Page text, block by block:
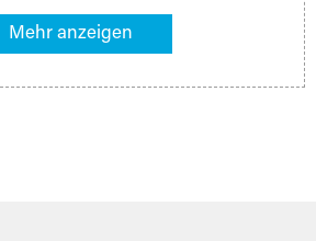
Lieferung von
bei Ihrem Extraraum Partner